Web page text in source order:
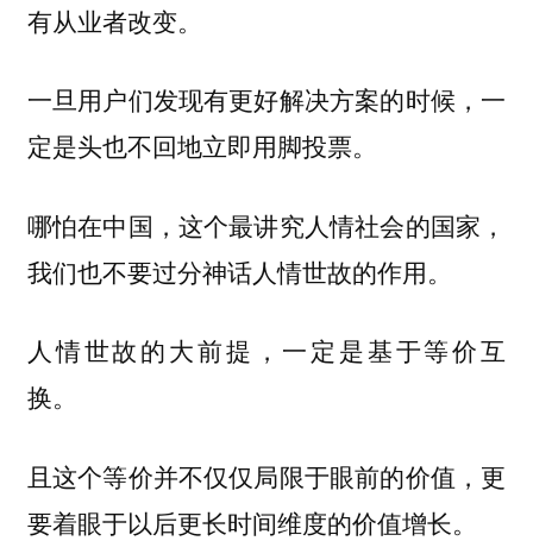
有从业者改变。
一旦用户们发现有更好解决方案的时候，一
定是头也不回地立即用脚投票。
哪怕在中国，这个最讲究人情社会的国家，
我们也不要过分神话人情世故的作用。
人情世故的大前提，一定是基于等价互
换。
且这个等价并不仅仅局限于眼前的价值，更
要着眼于以后更长时间维度的价值增长。